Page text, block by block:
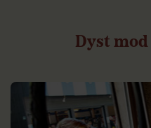
Dystmod